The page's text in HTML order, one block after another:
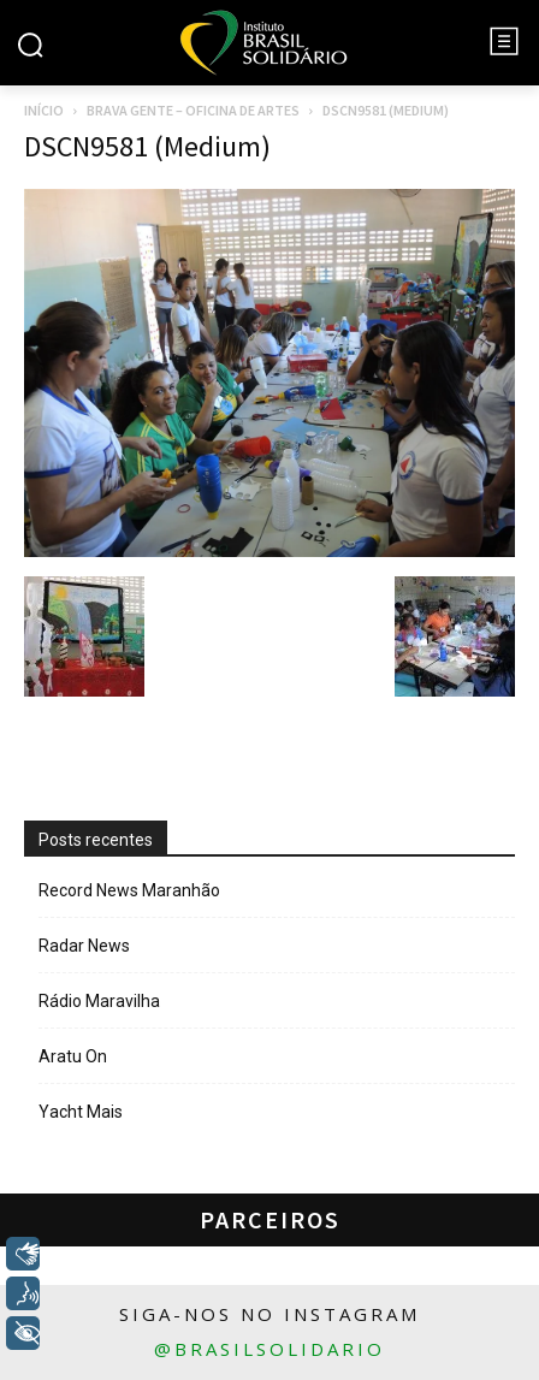
INÍCIO BRAVA GENTE – OFICINA DE ARTES DSCN9581 (MEDIUM)
DSCN9581 (Medium)
Posts recentes
Record News Maranhão
Radar News
Rádio Maravilha
Aratu On
Yacht Mais
PARCEIROS
SIGA-NOS NO INSTAGRAM
@BRASILSOLIDARIO
Libras